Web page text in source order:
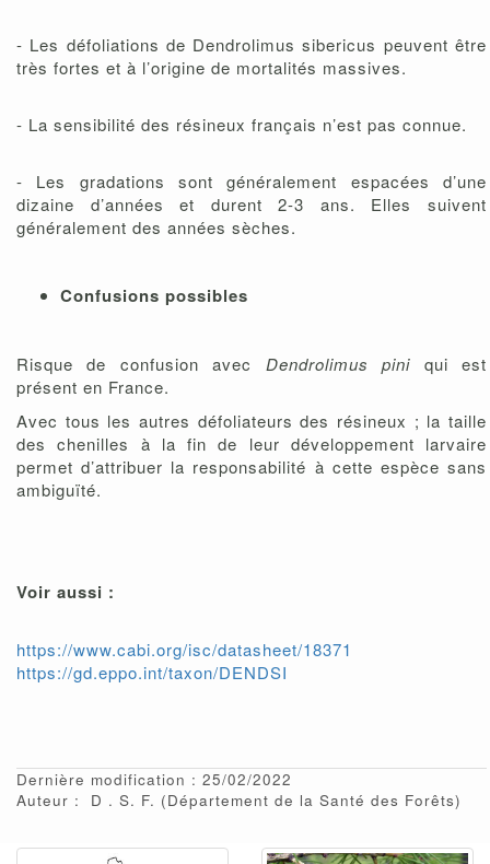
- Les défoliations de Dendrolimus sibericus peuvent être
très fortes et à l’origine de mortalités massives.
- La sensibilité des résineux français n’est pas connue.
- Les gradations sont généralement espacées d’une
dizaine d’années et durent 2-3 ans. Elles suivent
généralement des années sèches.
Confusions possibles
Risque de confusion avec Dendrolimus pini qui est
présent en France.
Avec tous les autres défoliateurs des résineux ; la taille
des chenilles à la fin de leur développement larvaire
permet d’attribuer la responsabilité à cette espèce sans
ambiguïté.
Voir aussi :
https://www.cabi.org/isc/datasheet/18371
https://gd.eppo.int/taxon/DENDSI
Dernière modification : 25/02/2022
Auteur :
D S. F. (Département de la Santé des Forêts)